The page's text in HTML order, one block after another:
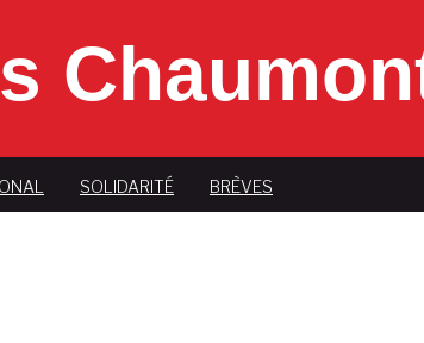
SOLIDARITÉ BRÈVES